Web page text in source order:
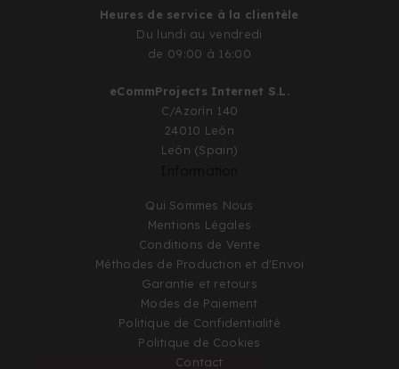
Heures de service à la clientèle
Du lundi au vendredi
de 09:00 à 16:00
eCommProjects Internet S.L.
C/Azorín 140
24010 León
León (Spain)
Qui Sommes Nous
Mentions Légales
Conditions de Vente
Méthodes de Production et d'Envoi
Garantie et retours
Modes de Paiement
Politique de Confidentialité
Politique de Cookies
Contact